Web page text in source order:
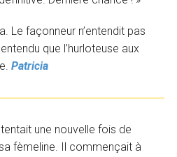
Le façonneur n’entendit pas
que l’hurloteuse aux
Patricia
une nouvelle fois de
fèmeline. Il commençait à